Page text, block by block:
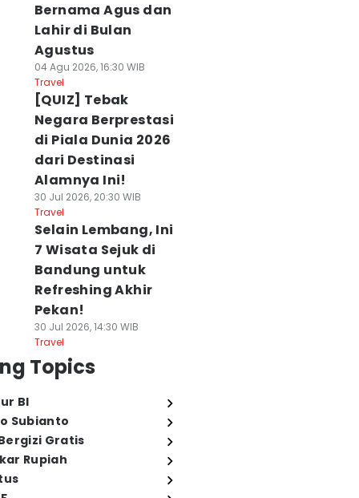
Bernama Agus dan
Lahir di Bulan
Agustus
04 Agu 2026, 16:30 WIB
Travel
[QUIZ] Tebak
Negara Berprestasi
di Piala Dunia 2026
dari Destinasi
Alamnya Ini!
30 Jul 2026, 20:30 WIB
Travel
Selain Lembang, Ini
7 Wisata Sejuk di
Bandung untuk
Refreshing Akhir
Pekan!
30 Jul 2026, 14:30 WIB
Travel
Topics
BI
Subianto
Gratis
Rupiah